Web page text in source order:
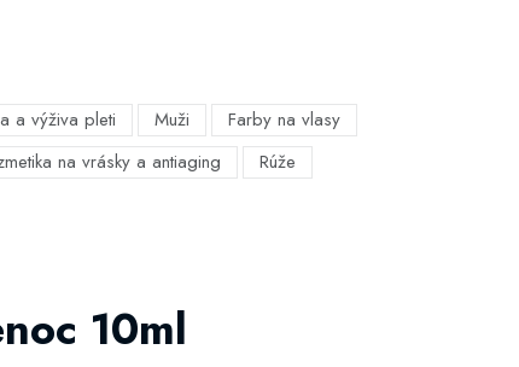
a výživa pleti Muži
Farby na vlasy
na vrásky a antiaging
Rúže
10ml